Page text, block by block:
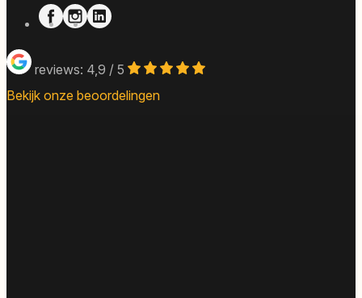
reviews: 4,9 / 5
Bekijk onze beoordelingen